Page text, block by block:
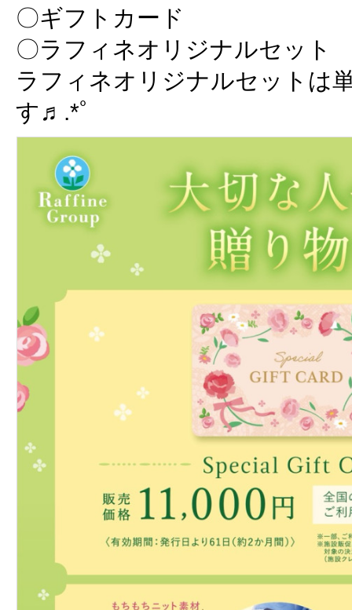
〇ギフトカード
〇ラフィネオリジナルセット
ラフィネオリジナルセットは
す♬.*ﾟ